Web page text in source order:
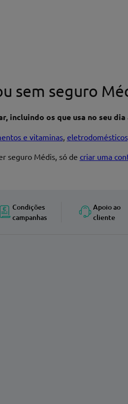
sem seguro
incluindo os que usa no seu dia
e vitaminas,
seguro Médis, só de criar uma
Condições
campanhas
Apoio ao
cliente